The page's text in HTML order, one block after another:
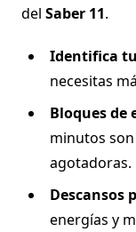
del Saber 11.
Identifica
necesitas
Bloques de
minutos
agotadoras.
Descansos
energías y